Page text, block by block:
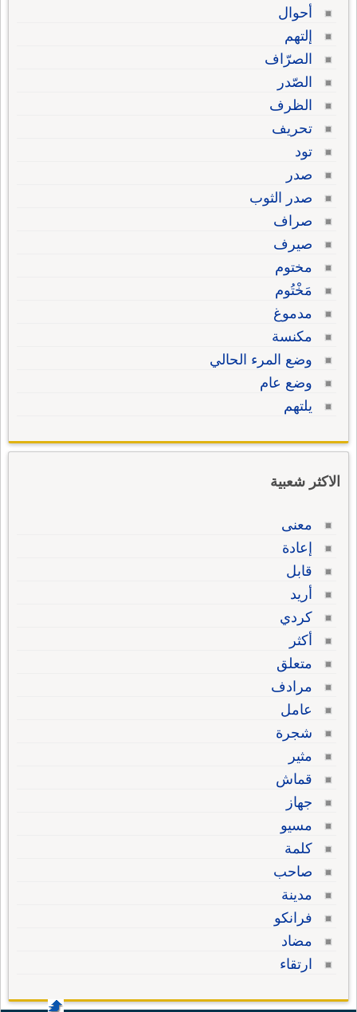
أحوال
إلتهم
الصرّاف
الصّدر
الظرف
تحريف
تود
صدر
صدر الثوب
صراف
صيرف
مختوم
مَخْتُوم
مدموغ
مكنسة
وضع المرء الحالي
وضع عام
يلتهم
الاكثر شعبية
معنى
إعادة
قابل
أريد
كردي
أكثر
متعلق
مرادف
عامل
شجرة
مثير
قماش
جهاز
مسيو
كلمة
صاحب
مدينة
فرانكو
مضاد
ارتقاء